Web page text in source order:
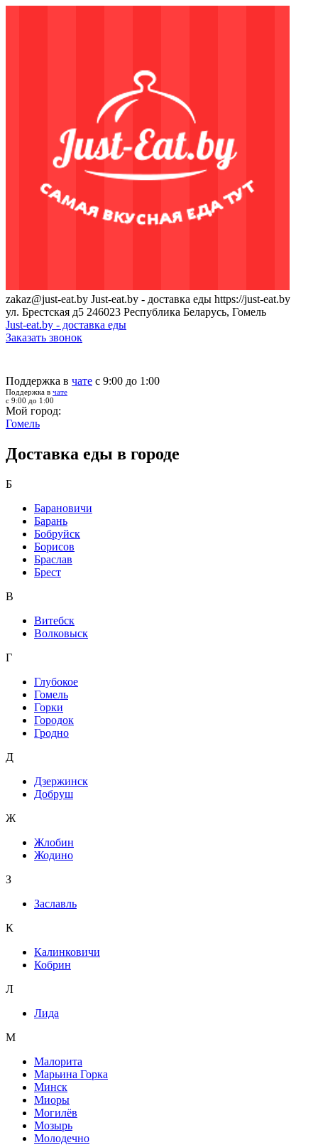
zakaz@just-eat.by Just-eat.by - доставка еды https://just-eat.by
ул. Брестская д5 246023 Республика Беларусь, Гомель
Just-eat.by - доставка еды
Заказать звонок
Поддержка в чате с 9:00 до 1:00
Поддержка в чате
с 9:00 до 1:00
Мой город:
Гомель
Доставка еды в городе
Б
Барановичи
Барань
Бобруйск
Борисов
Браслав
Брест
В
Витебск
Волковыск
Г
Глубокое
Гомель
Горки
Городок
Гродно
Д
Дзержинск
Добруш
Ж
Жлобин
Жодино
З
Заславль
К
Калинковичи
Кобрин
Л
Лида
М
Малорита
Марьина Горка
Минск
Миоры
Могилёв
Мозырь
Молодечно